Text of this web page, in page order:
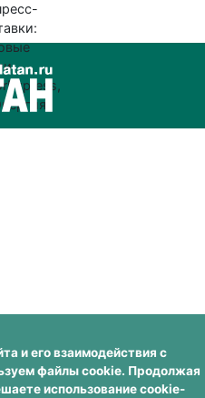
и его взаимодействия с
файлы cookie. Продолжая
использование cookie-